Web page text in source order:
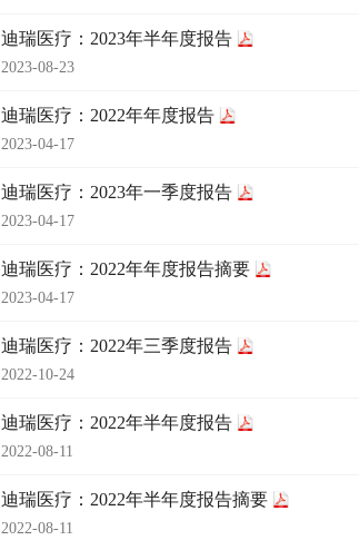
迪瑞医疗：2023年半年度报告
2023-08-23
迪瑞医疗：2022年年度报告
2023-04-17
迪瑞医疗：2023年一季度报告
2023-04-17
迪瑞医疗：2022年年度报告摘要
2023-04-17
迪瑞医疗：2022年三季度报告
2022-10-24
迪瑞医疗：2022年半年度报告
2022-08-11
迪瑞医疗：2022年半年度报告摘要
2022-08-11